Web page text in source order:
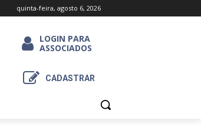
quinta-feira, agosto 6, 2026
LOGIN PARA
ASSOCIADOS
CADASTRAR